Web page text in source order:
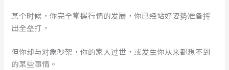
某个时候，你完全掌握行情的发展，你已经站好姿势准备挥
出全垒打，
但你却与对象吵架，你的家人过世，或发生你从来都想不到
的某些事情。